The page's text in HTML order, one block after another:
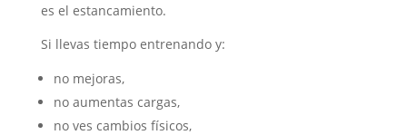
es el estancamiento.
Si llevas tiempo entrenando y:
no mejoras,
no aumentas cargas,
no ves cambios físicos,